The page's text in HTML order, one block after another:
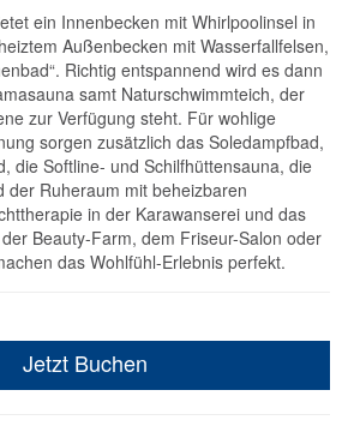
ein Innenbecken mit Whirlpoolinsel in
Außenbecken mit Wasserfallfelsen,
Richtig entspannend wird es dann
samt Naturschwimmteich, der
zur Verfügung steht. Für wohlige
sorgen zusätzlich das Soledampfbad,
die Softline- und Schilfhüttensauna, die
der Ruheraum mit beheizbaren
in der Karawanserei und das
Beauty-Farm, dem Friseur-Salon oder
das Wohlfühl-Erlebnis perfekt.
Jetzt Buchen